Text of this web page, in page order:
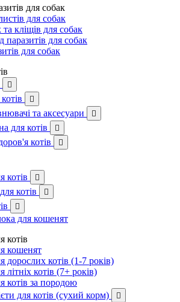
для собак
для собак
та кліщів для собак
для собак
для собак


та аксесуари 
для котів 
котів 
котів

котів 

для кошенят
котів
кошенят
дорослих котів (1-7 років)
котів (7+ років)
котів за породою
для котів (сухий корм)
